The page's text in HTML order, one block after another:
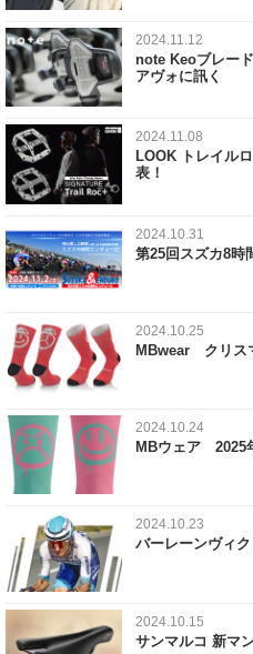
2024.11.12
note Keoブレー
アヴォに訊く
2024.11.08
LOOK トレイル
表！
2024.10.31
第25回スズカ8時
2024.10.25
MBwear クリス
2024.10.24
MBウェア 2025
2024.10.23
バーレーンヴィ
2024.10.15
サンマルコ 新マ